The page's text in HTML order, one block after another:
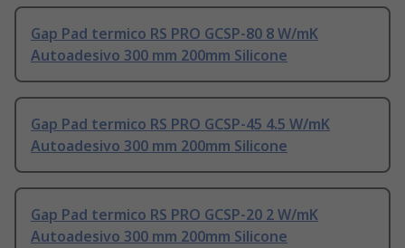
Gap Pad termico RS PRO GCSP-80 8 W/mK
Autoadesivo 300 mm 200mm Silicone
Gap Pad termico RS PRO GCSP-45 4.5 W/mK
Autoadesivo 300 mm 200mm Silicone
Gap Pad termico RS PRO GCSP-20 2 W/mK
Autoadesivo 300 mm 200mm Silicone